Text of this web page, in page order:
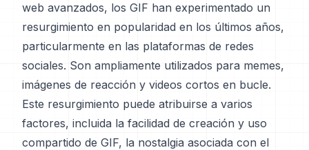
web avanzados, los GIF han experimentado un
resurgimiento en popularidad en los últimos años,
particularmente en las plataformas de redes
sociales. Son ampliamente utilizados para memes,
imágenes de reacción y videos cortos en bucle.
Este resurgimiento puede atribuirse a varios
factores, incluida la facilidad de creación y uso
compartido de GIF, la nostalgia asociada con el